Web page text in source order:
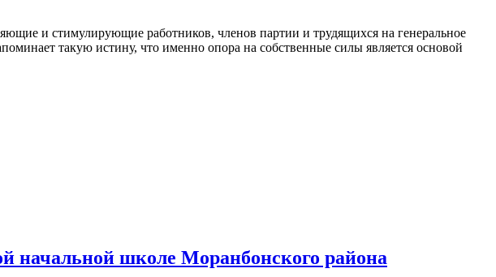
и стимулирующие работников, членов партии и трудящихся на генеральное
такую истину, что именно опора на собственные силы является основой
начальной школе Моранбонского района